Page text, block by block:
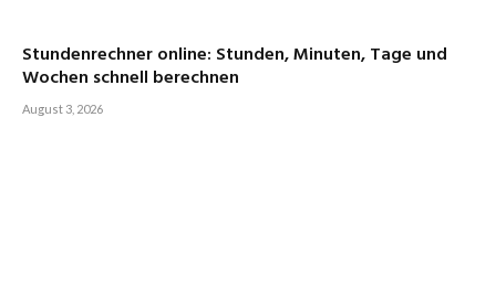
Stundenrechner online: Stunden, Minuten, Tage und
Wochen schnell berechnen
August 3, 2026